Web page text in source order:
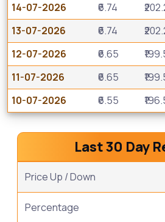
14-07-2026
₹6.74
13-07-2026
₹6.74
12-07-2026
₹6.65
11-07-2026
₹6.65
10-07-2026
₹6.55
Last 30 Day
Price Up / Down
Percentage